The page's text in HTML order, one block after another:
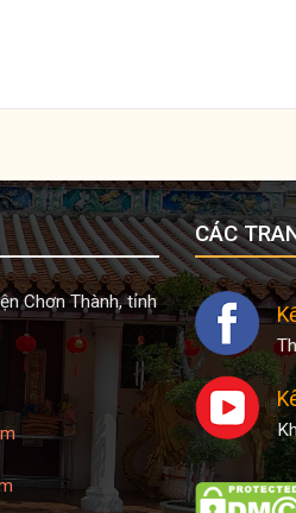
Chơn Thành, tỉnh
CÁC